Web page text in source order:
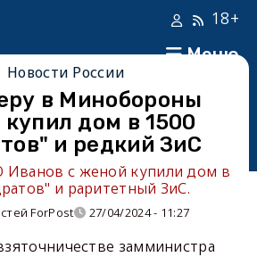
Меню
18+
Новости России
в Минобороны
дом в 1500
и редкий ЗиС
Иванов с женой купили дом в
и раритетный ЗиС.
ForPost 27/04/2024 - 11:27
замминистра